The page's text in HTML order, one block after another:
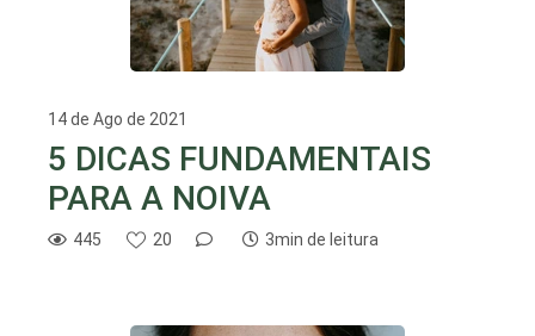
14 de Ago de 2021
5 DICAS FUNDAMENTAIS
PARA A NOIVA
445 20 3min de leitura